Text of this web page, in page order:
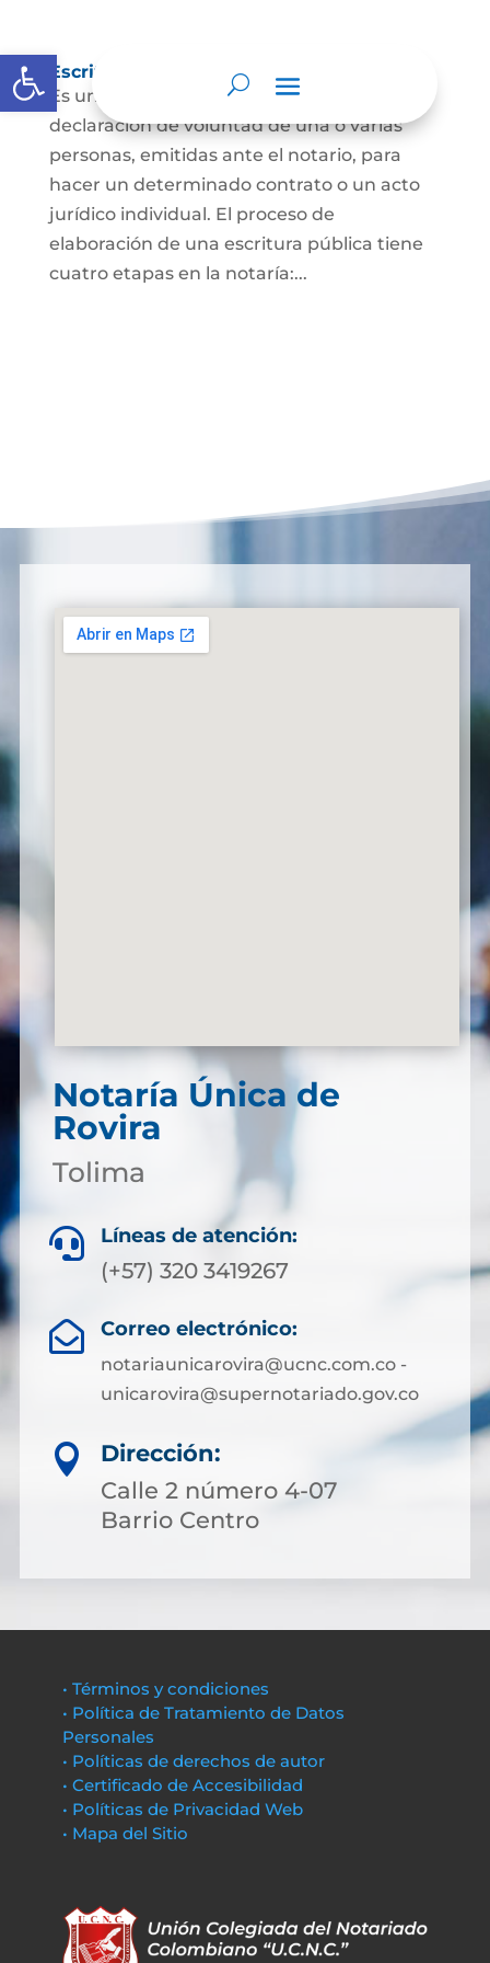
Abrir barra de herramientas
Escritura Pública
Es un documento que contiene la
declaración de voluntad de una o varias
personas, emitidas ante el notario, para
hacer un determinado contrato o un acto
jurídico individual. El proceso de
elaboración de una escritura pública tiene
cuatro etapas en la notaría:...
Notaría Única de
Rovira
Tolima
 Líneas de atención:
(+57) 320 3419267
 Correo electrónico:
notariaunicarovira@ucnc.com.co -
unicarovira@supernotariado.gov.co

Dirección:
Calle 2 número 4-07
Barrio Centro
• Términos y condiciones
• Política de Tratamiento de Datos
Personales
• Políticas de derechos de autor
• Certificado de Accesibilidad
• Políticas de Privacidad Web
• Mapa del Sitio